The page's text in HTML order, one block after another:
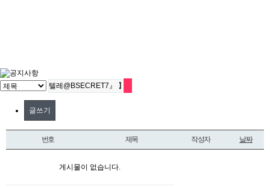
글쓰기
번호 제목 작성자 날짜
게시물이 없습니다.